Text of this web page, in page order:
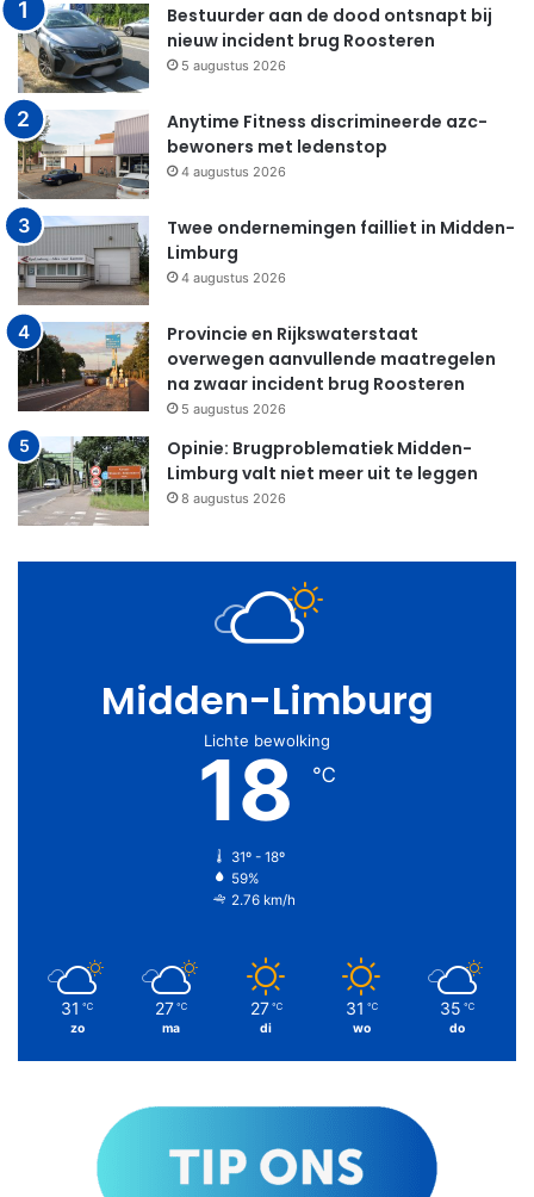
Bestuurder aan de dood ontsnapt bij
nieuw incident brug Roosteren
5 augustus 2026
Anytime Fitness discrimineerde azc-
bewoners met ledenstop
4 augustus 2026
Twee ondernemingen failliet in Midden-
Limburg
4 augustus 2026
Provincie en Rijkswaterstaat
overwegen aanvullende maatregelen
na zwaar incident brug Roosteren
5 augustus 2026
Opinie: Brugproblematiek Midden-
Limburg valt niet meer uit te leggen
8 augustus 2026
Midden-Limburg
Lichte bewolking
18 ℃
31º - 18º
59%
2.76 km/h
31 ℃
zo
27 ℃
ma
27 ℃
di
31 ℃
wo
35 ℃
do